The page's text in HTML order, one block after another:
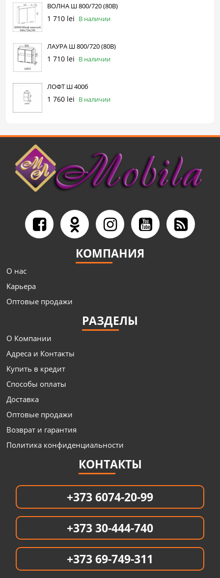
ВОЛНА Ш 800/720 (80В)
1 710 lei В наличии
ЛАУРА Ш 800/720 (80В)
1 710 lei В наличии
ЛОФТ Ш 400б
1 760 lei В наличии
КОМПАНИЯ
О нас
Карьера
Оптовые продажи
РАЗДЕЛЫ
О Компании
Адреса и Контакты
Купить в кредит
Способы оплаты
Доставка
Оптовые продажи
Возврат и гарантия
Политика конфиденциальности
КОНТАКТЫ
+373 6074-20-99
+373 30-444-740
+373 69-749-311